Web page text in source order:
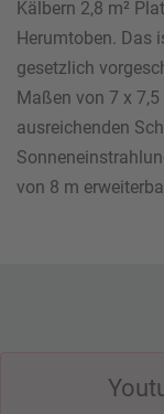
Kälbern 2,8 m²
Herumtoben. Das
gesetzlich
Maßen von 7 x
ausreichenden
von 8 m